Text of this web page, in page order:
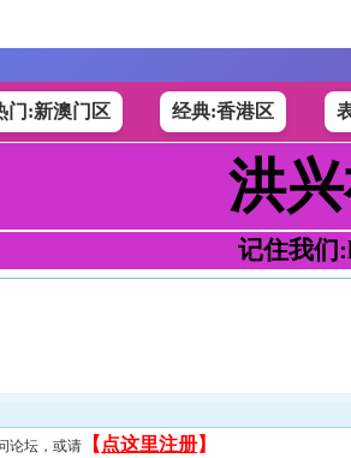
门:新澳门区 经典:香港区
洪
记住我们
论坛，或请 【 点这里注册】